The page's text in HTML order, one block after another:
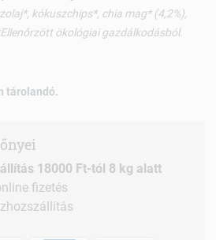
kókuszchips*, chia mag* (4,2%),
ökológiai gazdálkodásból.
tárolandó.
18000 Ft-tól 8 kg alatt
fizetés